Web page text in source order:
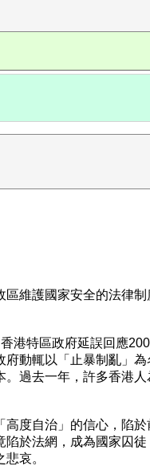
維護國家安全的法律
特區政府延誤回應
動輒以「止暴制亂」
過去一年，許多香港
度自治」的信心，陷
於法網，成為國家囚
哀。